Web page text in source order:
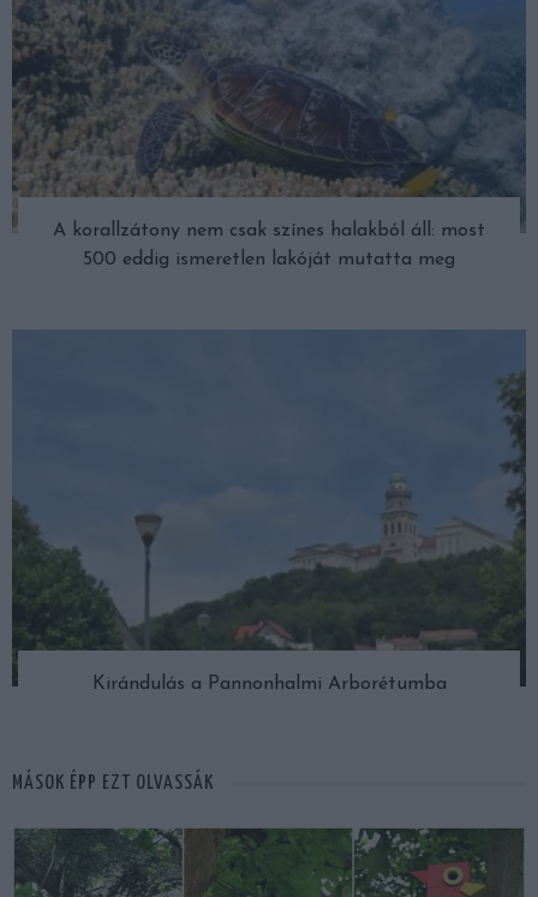
A korallzátony nem csak színes halakból áll: most
500 eddig ismeretlen lakóját mutatta meg
Kirándulás a Pannonhalmi Arborétumba
MÁSOK ÉPP EZT OLVASSÁK